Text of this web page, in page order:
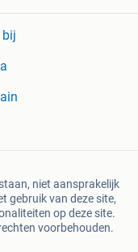
bij
niet aansprakelijk
gebruik van deze site,
op deze site.
voorbehouden.